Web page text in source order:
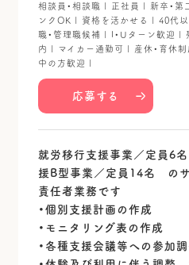
相談員・相談職 | 正社員 | 新卒・第
ンクOK | 資格を活かせる | 40代
職・管理職候補 | I・Uターン歓迎 |
内 | マイカー通勤可 | 産休・育休
中の方歓迎 |
応募する
就労移行支援事業／定員6名
援B型事業／定員14名 の
責任者業務です
・個別支援計画の作成
・モニタリング表の作成
・各種支援会議等への参加調